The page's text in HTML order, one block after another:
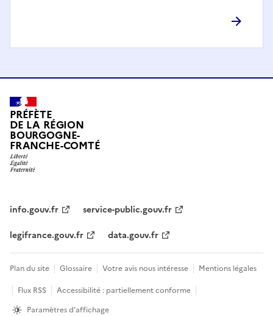
PRÉFÈTE
DE LA RÉGION
BOURGOGNE-
FRANCHE-COMTÉ
info.gouv.fr
service-public.gouv.fr
legifrance.gouv.fr
data.gouv.fr
Plan du site Glossaire Votre avis nous intéresse
Mentions légales
Flux RSS
Accessibilité : partiellement conforme
Paramètres d'affichage